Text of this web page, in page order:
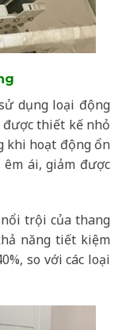
dụng loại động
thiết kế nhỏ
khi hoạt động ổn
ái, giảm được
trội của thang
năng tiết kiệm
so với các loại